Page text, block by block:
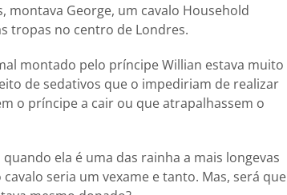
montava George, um cavalo Household
tropas no centro de Londres.
montado pelo príncipe Willian estava muito
de sedativos que o impediriam de realizar
o príncipe a cair ou que atrapalhassem o
ela é uma das rainha a mais longevas
seria um vexame e tanto. Mas, será que